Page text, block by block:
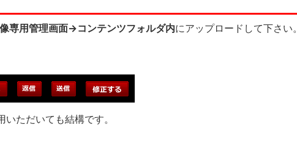
専用管理画面→コンテンツフォルダ内にアップロードして下さい。
ただいても結構です。